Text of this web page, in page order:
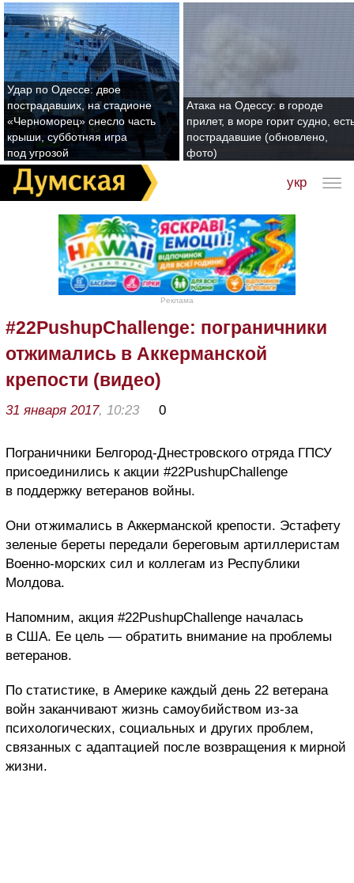
Удар по Одессе: двое
пострадавших, на стадионе
«Черноморец» снесло часть
крыши, субботняя игра
под угрозой
Атака на Одессу: в городе
прилет, в море горит судно,
пострадавшие (обновлено,
фото)
укр
Реклама
#22PushupChallenge: пограничники
отжимались в Аккерманской
крепости (видео)
31 января 2017, 10:23 0
Пограничники Белгород-Днестровского отряда ГПСУ
присоединились к акции #22PushupChallenge
в поддержку ветеранов войны.
Они отжимались в Аккерманской крепости. Эстафету
зеленые береты передали береговым артиллеристам
Военно-морских сил и коллегам из Республики
Молдова.
Напомним, акция #22PushupChallenge началась
в США. Ее цель — обратить внимание на проблемы
ветеранов.
По статистике, в Америке каждый день 22 ветерана
войн заканчивают жизнь самоубийством из-за
психологических, социальных и других проблем,
связанных с адаптацией после возвращения к мирной
жизни.